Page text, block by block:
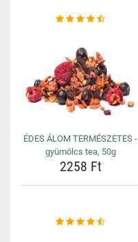
ÉDES ÁLOM TERMÉSZETES -
gyümölcs tea, 50g
2258 Ft